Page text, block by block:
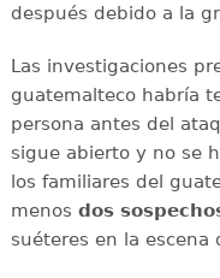
después debido a la
Las investigaciones
guatemalteco habría
persona antes del
sigue abierto y no se
los familiares del
menos dos
suéteres en la escena